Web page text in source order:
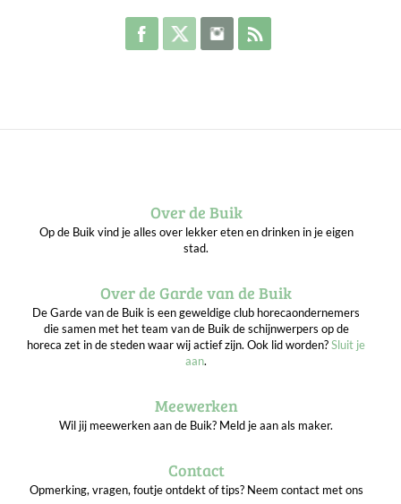
Volg de Buik op Facebook
Volg de Buik op Twitter
Volg de Buik op Instagram
Over de Buik
Op de Buik vind je alles over lekker eten en drinken in je eigen
stad.
Over de Garde van de Buik
De Garde van de Buik is een geweldige club horecaondernemers
die samen met het team van de Buik de schijnwerpers op de
horeca zet in de steden waar wij actief zijn. Ook lid worden?Sluit je
aan.
Meewerken
Wil jij meewerken aan de Buik? Meld je aan als maker.
Contact
Opmerking, vragen, foutje ontdekt of tips? Neem contact met ons